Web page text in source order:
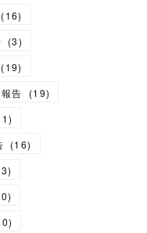
(16)
(3)
(19)
告
(19)
)
(16)
)
)
)